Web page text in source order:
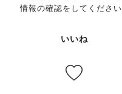
情報の確認をしてください
いいね